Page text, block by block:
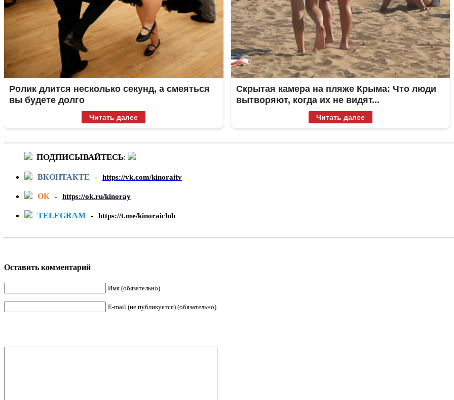
Ролик длится несколько секунд, а смеяться
вы будете долго
Читать далее
Скрытая камера на пляже Крыма: Что люди
вытворяют, когда их не видят...
Читать далее
ПОДПИСЫВАЙТЕСЬ:
ВКОНТАКТЕ - https://vk.com/kinoraitv
ОК - https://ok.ru/kinoray
TELEGRAM - https://t.me/kinoraiclub
Оставить комментарий
Имя (обязательно)
E-mail (не публикуется) (обязательно)